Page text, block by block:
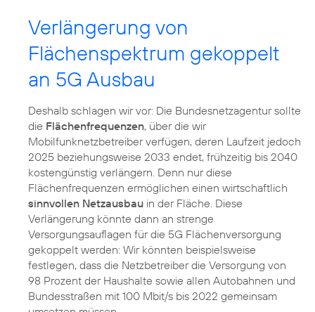
Verlängerung von
Flächenspektrum gekoppelt
an 5G Ausbau
Deshalb schlagen wir vor: Die Bundesnetzagentur sollte
die Flächenfrequenzen, über die wir
Mobilfunknetzbetreiber verfügen, deren Laufzeit jedoch
2025 beziehungsweise 2033 endet, frühzeitig bis 2040
kostengünstig verlängern. Denn nur diese
Flächenfrequenzen ermöglichen einen wirtschaftlich
sinnvollen Netzausbau in der Fläche. Diese
Verlängerung könnte dann an strenge
Versorgungsauflagen für die 5G Flächenversorgung
gekoppelt werden: Wir könnten beispielsweise
festlegen, dass die Netzbetreiber die Versorgung von
98 Prozent der Haushalte sowie allen Autobahnen und
Bundesstraßen mit 100 Mbit/s bis 2022 gemeinsam